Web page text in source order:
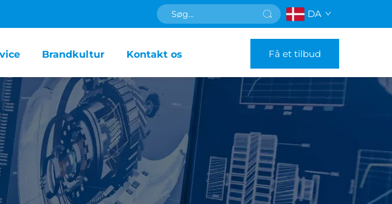
DA
Brandkultur Kontakt os Få et tilbud